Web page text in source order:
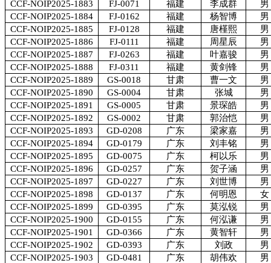
CCF-NOIP2025-1883 FJ-0071 福建 李成群
男
CCF-NOIP2025-1884
FJ-0162 福建 杨智博
男
CCF-NOIP2025-1885
FJ-0128 福建 唐槿熙
男
CCF-NOIP2025-1886
FJ-0111 福建 周星辰
男
CCF-NOIP2025-1887
FJ-0263 福建 叶嘉骏
男
CCF-NOIP2025-1888
FJ-0311 福建 黄剑锋
男
CCF-NOIP2025-1889
GS-0018 甘肃 曹一文
男
CCF-NOIP2025-1890
GS-0004 甘肃 张城
男
CCF-NOIP2025-1891
GS-0005 甘肃 景琛皓
男
CCF-NOIP2025-1892
GS-0002 甘肃 郭治恺
男
CCF-NOIP2025-1893
GD-0208 广东 梁家嘉
男
CCF-NOIP2025-1894
GD-0179 广东 刘丰铭
男
CCF-NOIP2025-1895
GD-0075 广东 柯以乐
男
CCF-NOIP2025-1896
GD-0257 广东 贺子涵
男
CCF-NOIP2025-1897
GD-0227 广东 刘世博
男
CCF-NOIP2025-1898
GD-0137 广东 何明恩
女
CCF-NOIP2025-1899
GD-0395 广东 莫泓锐
男
CCF-NOIP2025-1900
GD-0155 广东 何泓谦
男
CCF-NOIP2025-1901
GD-0366 广东 黄智轩
男
CCF-NOIP2025-1902
GD-0393 广东 刘政
男
CCF-NOIP2025-1903
GD-0481 广东 胡伟欢
男